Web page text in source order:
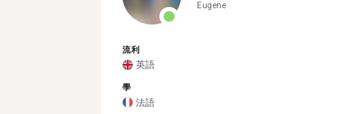
Eugene
流利
英語
學
法語